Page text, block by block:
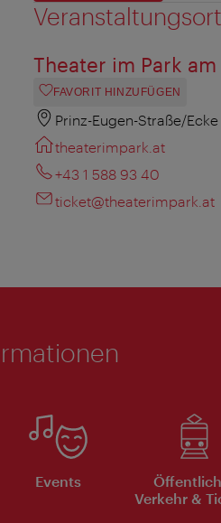
Veranstaltungsort
Theater im Park
FAVORIT HINZUFÜGEN
Prinz-Eugen-Straße/
theaterimpark.at
+43 1 588 93 40
ticket@theaterimpark.at
Events
Verkehr &